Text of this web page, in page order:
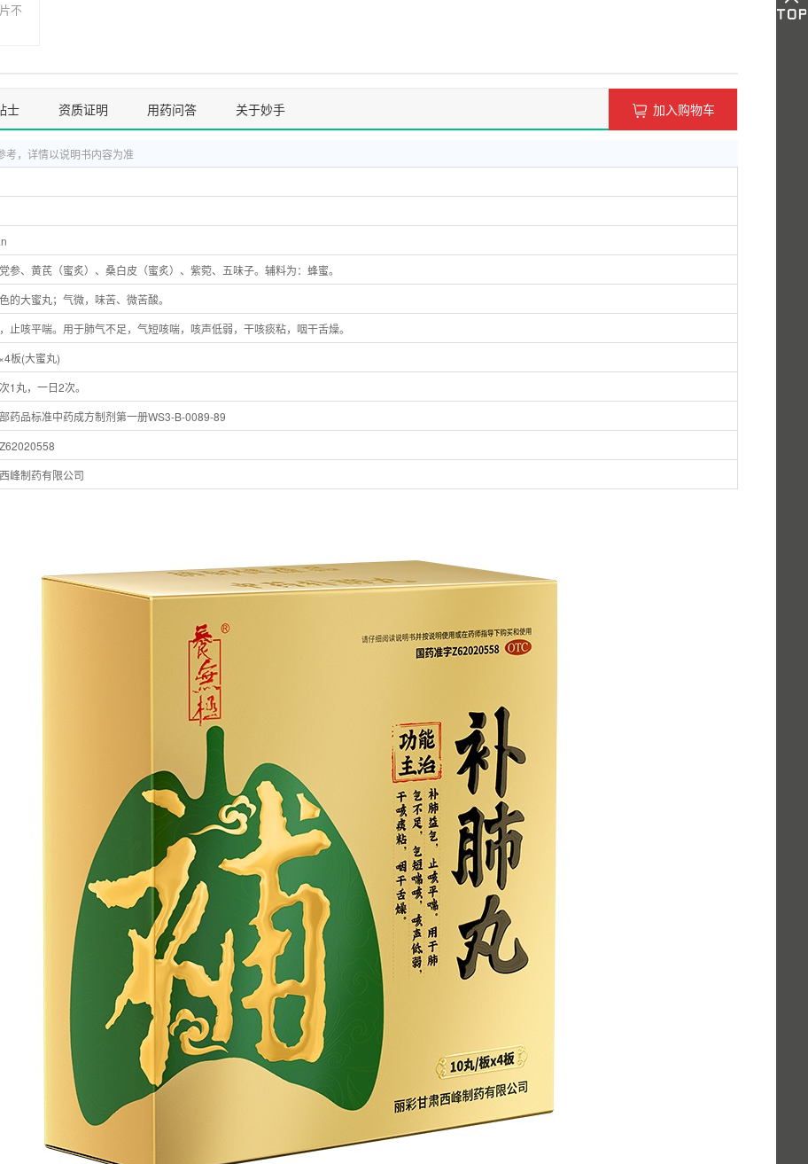
不
士 资质证明 用药问答 关于妙手 加入购物车
考，详情以说明书内容为准
参、黄芪（蜜炙）、桑白皮（蜜炙）、紫菀、五味子。辅料为：蜂蜜。
的大蜜丸；气微，味苦、微苦酸。
止咳平喘。用于肺气不足，气短咳喘，咳声低弱，干咳痰粘，咽干舌燥。
板(大蜜丸)
1丸，一日2次。
药品标准中药成方制剂第一册WS3-B-0089-89
峰制药有限公司